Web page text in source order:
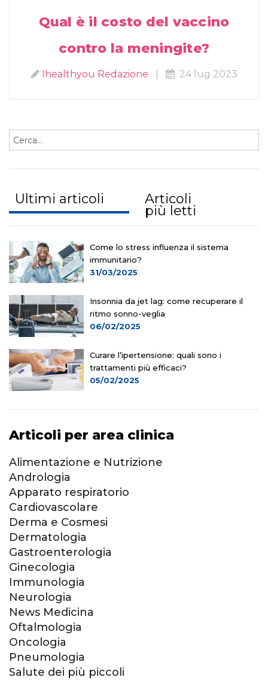
Qual è il costo del vaccino
contro la meningite?
Ihealthyou Redazione 24 lug 2023
Ultimi articoli Articoli
più letti
Come lo stress influenza il sistema
immunitario?
31/03/2025
Insonnia da jet lag: come recuperare il
ritmo sonno-veglia
06/02/2025
Curare l’ipertensione: quali sono i
trattamenti più efficaci?
05/02/2025
Articoli per area clinica
Alimentazione e Nutrizione
Andrologia
Apparato respiratorio
Cardiovascolare
Derma e Cosmesi
Dermatologia
Gastroenterologia
Ginecologia
Immunologia
Neurologia
News Medicina
Oftalmologia
Oncologia
Pneumologia
Salute dei più piccoli